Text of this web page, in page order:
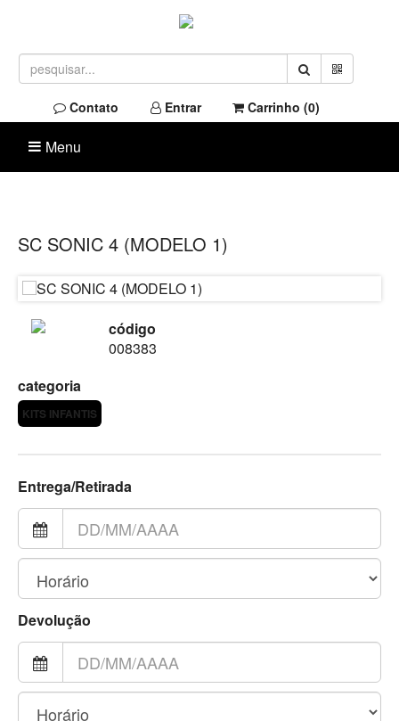
Contato Entrar Carrinho (0)
Menu
SC SONIC 4 (MODELO 1)
código
008383
categoria
KITS INFANTIS
Entrega/Retirada
Devolução